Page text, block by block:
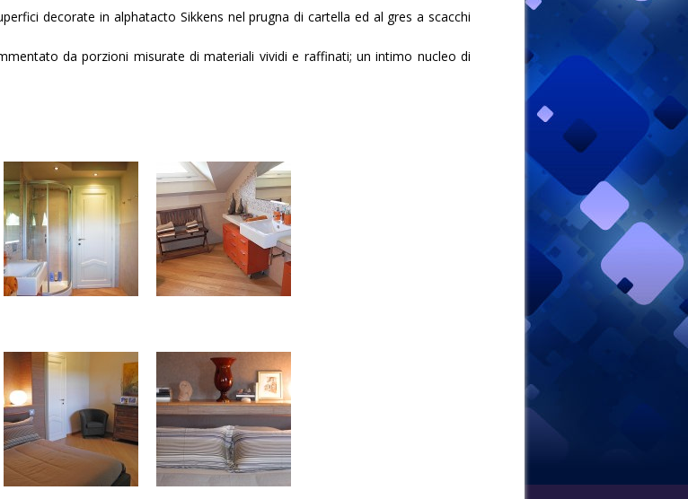
decorate in alphatacto Sikkens nel prugna di cartella ed al gres a scacchi
da porzioni misurate di materiali vividi e raffinati; un intimo nucleo di